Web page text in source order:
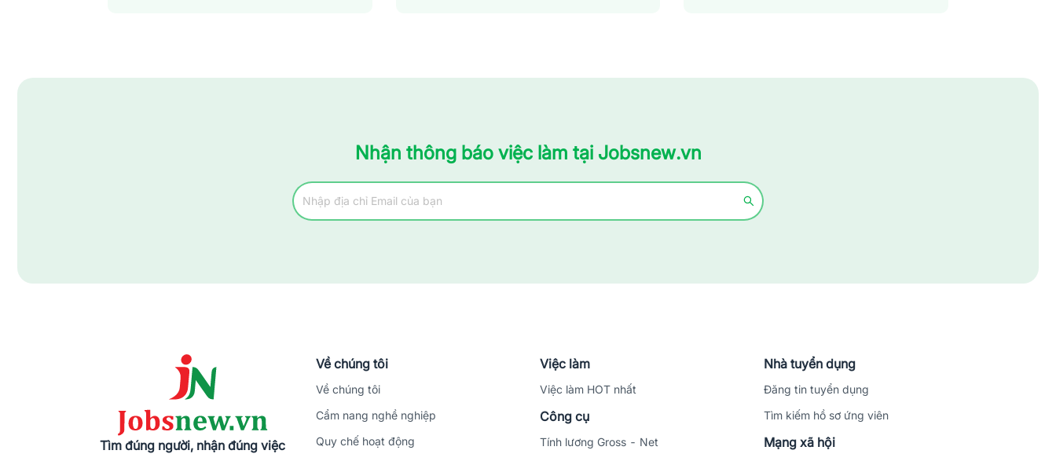
Nhận thông báo việc làm tại Jobsnew.vn
Tìm đúng người, nhận đúng việc
Về chúng tôi
Về chúng tôi
Cẩm nang nghề nghiệp
Quy chế hoạt động
Việc làm
Việc làm HOT nhất
Công cụ
Tính lương Gross - Net
Nhà tuyển dụng
Đăng tin tuyển dụng
Tìm kiếm hồ sơ ứng viên
Mạng xã hội